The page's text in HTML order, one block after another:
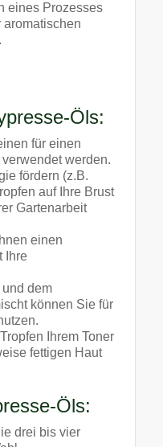
eines Prozesses
aromatischen
Öls:
für einen
werden.
fördern (z.B.
auf Ihre Brust
Gartenarbeit
einen
Ihre
dem
können Sie für
Ihrem Toner
fettigen Haut
Öls:
drei bis vier